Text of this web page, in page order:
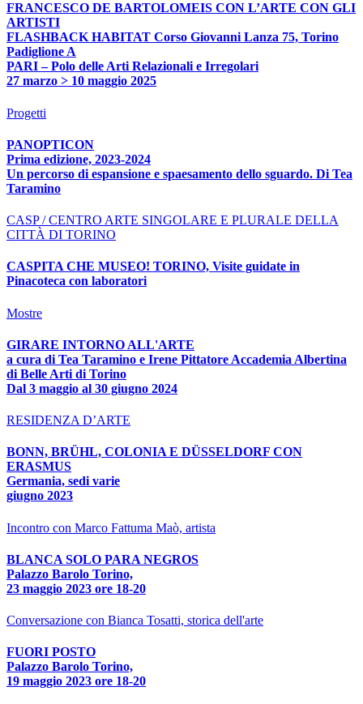
FRANCESCO DE BARTOLOMEIS CON L’ARTE CON GLI
ARTISTI
FLASHBACK HABITAT Corso Giovanni Lanza 75, Torino
Padiglione A
PARI – Polo delle Arti Relazionali e Irregolari
27 marzo > 10 maggio 2025
Progetti
PANOPTICON
Prima edizione, 2023-2024
Un percorso di espansione e spaesamento dello sguardo. Di Tea
Taramino
CASP / CENTRO ARTE SINGOLARE E PLURALE DELLA
CITTÀ DI TORINO
CASPITA CHE MUSEO! TORINO, Visite guidate in
Pinacoteca con laboratori
Mostre
GIRARE INTORNO ALL'ARTE
a cura di Tea Taramino e Irene Pittatore Accademia Albertina
di Belle Arti di Torino
Dal 3 maggio al 30 giugno 2024
RESIDENZA D’ARTE
BONN, BRÜHL, COLONIA E DÜSSELDORF CON
ERASMUS
Germania, sedi varie
giugno 2023
Incontro con Marco Fattuma Maò, artista
BLANCA SOLO PARA NEGROS
Palazzo Barolo Torino,
23 maggio 2023 ore 18-20
Conversazione con Bianca Tosatti, storica dell'arte
FUORI POSTO
Palazzo Barolo Torino,
19 maggio 2023 ore 18-20